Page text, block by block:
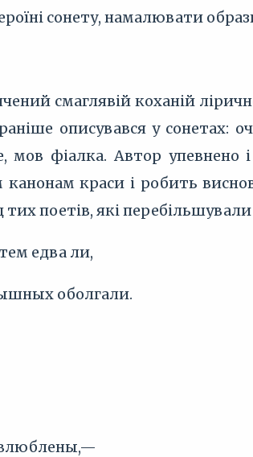
сонету, намалювати
смаглявій коханій
описувався у сонетах:
мов фіалка. Автор упевнено
канонам краси і робить
тих поетів, які
едва ли,
оболгали.
влюблены,—